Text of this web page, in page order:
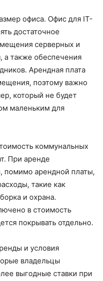
офиса. Офис для IT-
достаточное
серверных и
а также обеспечения
Арендная плата
поэтому важно
который не будет
маленьким для
коммунальных
При аренде
помимо арендной платы,
такие как
и охрана.
в стоимость
покрывать отдельно.
и условия
владельцы
выгодные ставки при